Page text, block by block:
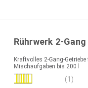
Rührwerk 2-Gang
Kraftvolles 2-Gang-
Mischaufgaben bis 200 l
Bewertung:
(1)